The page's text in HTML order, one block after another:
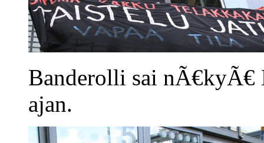
Banderolli sai nÃ€kyÃ€
ajan.